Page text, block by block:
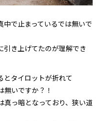
で止まっているでは無いで
引き上げてたのが理解でき
とタイロットが折れて
無いですか？！
真っ暗となっており、狭い道